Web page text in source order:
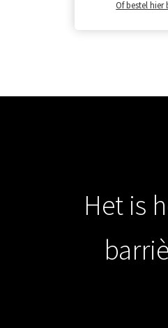
Of bestel hier
Het is